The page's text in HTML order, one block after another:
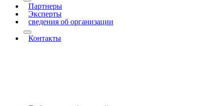
More about: Проекты
Партнеры
Эксперты
сведения об организации
More about: сведения об организации
Контакты